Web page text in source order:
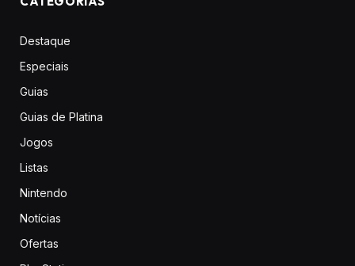
Destaque
Especiais
Guias
Guias de Platina
Jogos
Listas
Nintendo
Notícias
Ofertas